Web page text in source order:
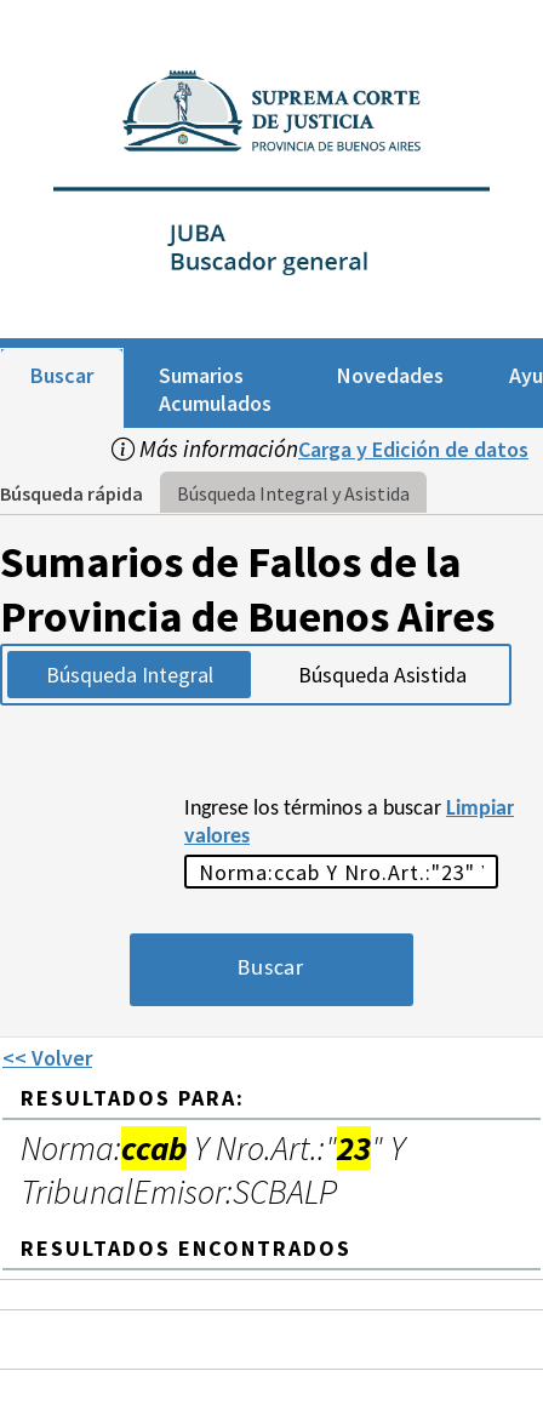
Buscar
Sumarios
Acumulados
Novedades
Más informaciónCarga y Edición de datos
Búsqueda rápida Búsqueda Integral y Asistida
Sumarios de Fallos de la
Provincia de Buenos Aires
Búsqueda Integral Búsqueda Asistida
Ingrese los términos a buscar Limpiar
valores
<< Volver
RESULTADOS PARA:
Norma:ccab Y Nro.Art.:"23" Y
TribunalEmisor:SCBALP
RESULTADOS ENCONTRADOS